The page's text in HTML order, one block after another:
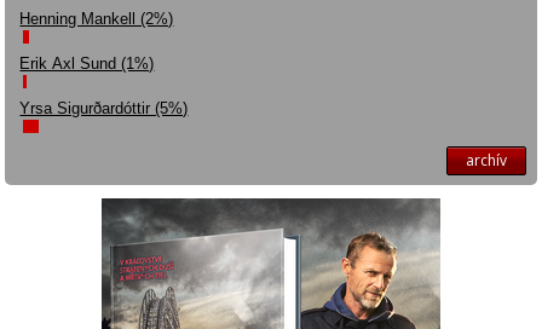
Henning Mankell (2%)
Erik Axl Sund (1%)
Yrsa Sigurðardóttir (5%)
archív